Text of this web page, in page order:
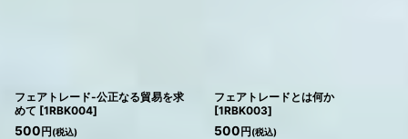
フェアトレード-公正なる貿易を求
めて [1RBK004]
500円(税込)
フェアトレードとは何か
[1RBK003]
500円(税込)